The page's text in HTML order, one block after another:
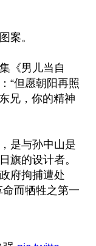
案。
《男儿当自
“但愿朝阳再照
兄，你的精神
是与孙中山是
旗的设计者。
府拘捕遭处
而牺牲之第一